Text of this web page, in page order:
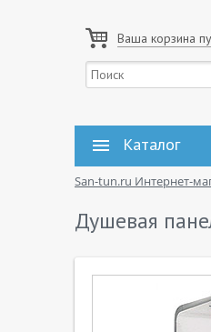
Ваша корзина
Каталог
San-tun.ru Интернет-
Душевая